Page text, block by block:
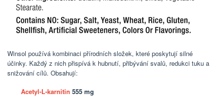
Winsol používá kombinaci přírodních složek, které poskytují silné
účinky. Každý z nich přispívá k hubnutí, přibývání svalů, redukci tuku a
snižování cílů. Obsahují:
Acetyl-L-karnitin 555 mg